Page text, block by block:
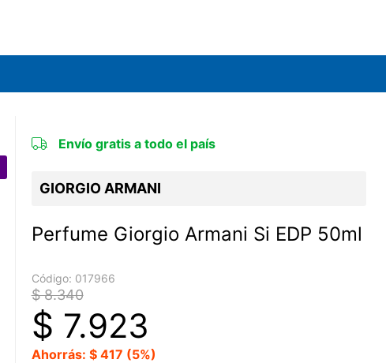
Envío gratis a todo el país
GIORGIO ARMANI
Perfume Giorgio Armani Si EDP 50ml
Código: 017966
$ 8.340
$ 7.923
Ahorrás: $ 417 (5%)